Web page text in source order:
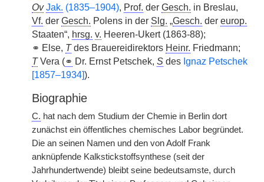
Ov Jak. (1835–1904), Prof. der Gesch. in Breslau,
Vf. der Gesch. Polens in der Slg. „Gesch. der europ.
Staaten“, hrsg. v. Heeren-Ukert (1863-88);
⚭ Else, Tdes Brauereidirektors Heinr. Friedmann;
TVera (⚭ Dr. Ernst Petschek, S des Ignaz Petschek
[1857–1934]).
Biographie
C. hat nach dem Studium der Chemie in Berlin dort
zunächst ein öffentliches chemisches Labor begründet.
Die an seinen Namen und den von Adolf Frank
anknüpfende Kalkstickstoffsynthese (seit der
Jahrhundertwende) bleibt seine bedeutsamste, durch